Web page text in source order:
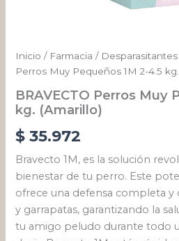
Inicio / Farmacia /
Perros Muy Pequeños 1M 2-4.5
BRAVECTO Perros Muy
kg. (Amarillo)
$ 35.972
Bravecto 1M, es la solución
bienestar de tu perro. Este
ofrece una defensa completa y
y garrapatas, garantizando la
tu amigo peludo durante todo